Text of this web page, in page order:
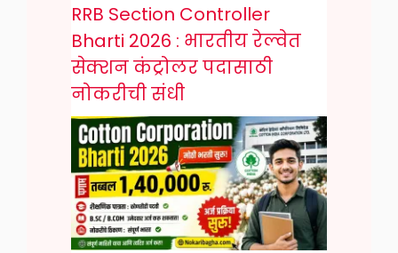
RRB Section Controller
Bharti 2026 : भारतीय रेल्वेत
सेक्शन कंट्रोलर पदासाठी
नोकरीची संधी